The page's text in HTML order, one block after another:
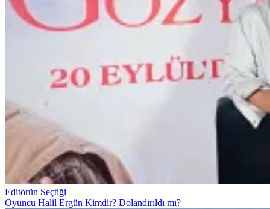
Editörün Seçtiği
Oyuncu Halil Ergün Kimdir? Dolandırıldı mı?